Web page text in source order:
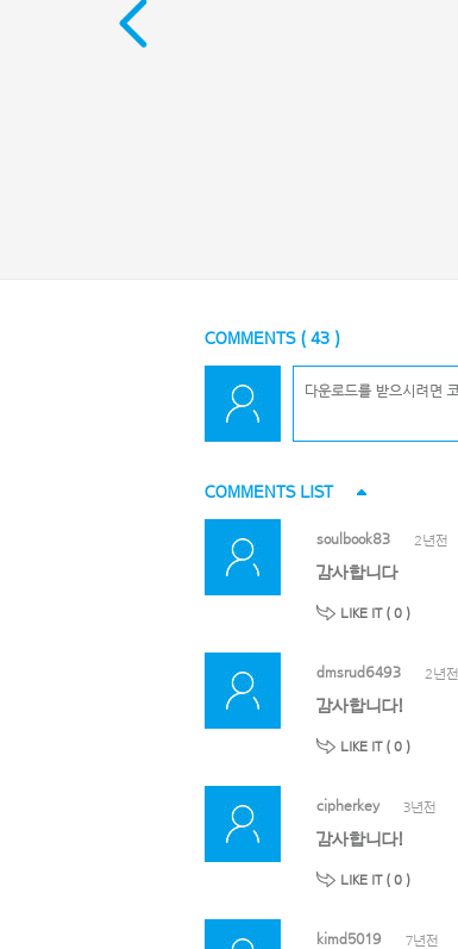
COMMENTS ( 43 )
COMMENTS LIST
soulbook83 2년전
감사합니다
LIKE IT ( 0 )
dmsrud6493 2년전
감사합니다!
LIKE IT ( 0 )
cipherkey 3년전
감사합니다!
LIKE IT ( 0 )
kimd5019 7년전